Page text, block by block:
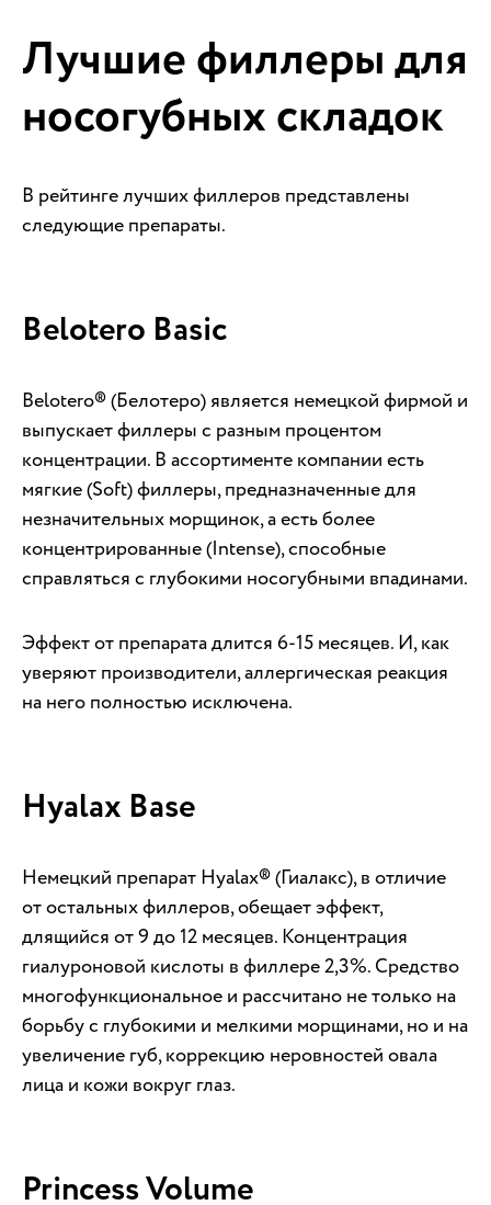
Лучшие филлеры для
носогубных складок
В рейтинге лучших филлеров представлены
следующие препараты.
Belotero Basic
Belotero® (Белотеро) является немецкой фирмой и
выпускает филлеры с разным процентом
концентрации. В ассортименте компании есть
мягкие (Soft) филлеры, предназначенные для
незначительных морщинок, а есть более
концентрированные (Intense), способные
справляться с глубокими носогубными впадинами.
Эффект от препарата длится 6-15 месяцев. И, как
уверяют производители, аллергическая реакция
на него полностью исключена.
Hyalax Base
Немецкий препарат Hyalax® (Гиалакс), в отличие
от остальных филлеров, обещает эффект,
длящийся от 9 до 12 месяцев. Концентрация
гиалуроновой кислоты в филлере 2,3%. Средство
многофункциональное и рассчитано не только на
борьбу с глубокими и мелкими морщинами, но и на
увеличение губ, коррекцию неровностей овала
лица и кожи вокруг глаз.
Princess Volume